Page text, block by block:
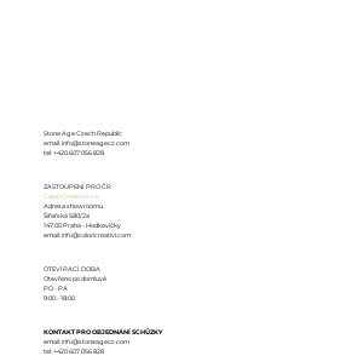
Stone Age Czech Republic
email:info@stoneagecz.com
tel: +420 607 056 828
ZASTOUPENÍ PRO ČR
Colori Creativi s.r.o.
Adresa showroomu
Šífařská 580/2a
147 00 Praha - Hodkovičky
email:info@coloricreativi.com
OTEVÍRACÍ DOBA
Otevřeno po domluvě
PO - PÁ
9:00 - 18:00
KONTAKT PRO OBJEDNÁNÍ SCHŮZKY
email:info@stoneagecz.com
tel: +420 607 056 828